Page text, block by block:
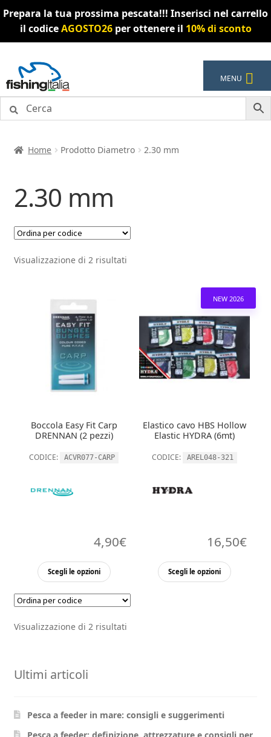
Prepara la tua prossima pescata!!! Inserisci nel carrello
il codiceAGOSTO26per ottenere il 10% di sconto
alla
navigazione
al
contenuto
MENU
Home Prodotto Diametro 2.30 mm
2.30 mm
Visualizzazione di 2 risultati
Boccola Easy Fit Carp
DRENNAN (2 pezzi)
CODICE: ACVR077-CARP
4,90€
Scegli le opzioni
Questo
ha
varianti.
nella
NEW 2026
Elastico cavo HBS Hollow
Elastic HYDRA (6mt)
CODICE: AREL048-321
16,50€
Scegli le opzioni
Questo
Visualizzazione di 2 risultati
Ultimi articoli
Pesca a feeder in mare: consigli e suggerimenti